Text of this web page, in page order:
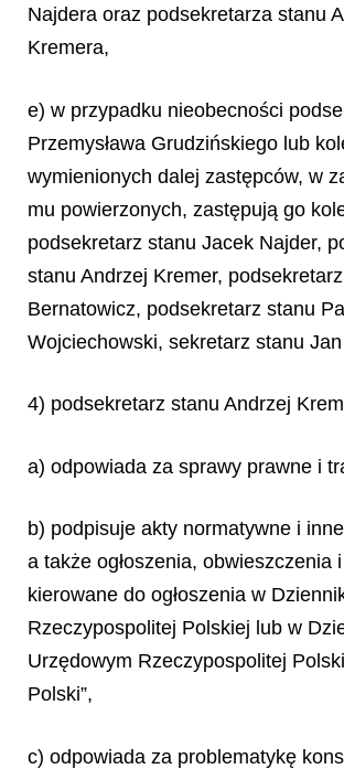
Najdera oraz podsekretarza stanu
Kremera,
e) w przypadku nieobecności
Przemysława Grudzińskiego lub
wymienionych dalej zastępców, w
mu powierzonych, zastępują go
podsekretarz stanu Jacek Najder,
stanu Andrzej Kremer,
Bernatowicz, podsekretarz stanu
Wojciechowski, sekretarz stanu
4) podsekretarz stanu Andrzej
a) odpowiada za sprawy prawne i
b) podpisuje akty normatywne i
a także ogłoszenia, obwieszczenia
kierowane do ogłoszenia w
Rzeczypospolitej Polskiej lub w
Urzędowym Rzeczypospolitej
Polski”,
c) odpowiada za problematykę